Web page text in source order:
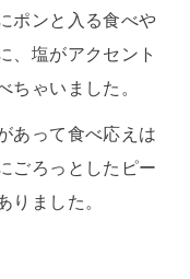
ポンと入る食べや
、塩がアクセント
ちゃいました。
あって食べ応えは
ごろっとしたピー
りました。